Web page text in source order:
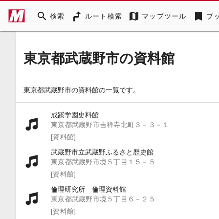
search 検索 ルート検索 map マップツール bookmark ブ
東京都武蔵野市の資料館
東京都武蔵野市の資料館の一覧です。
成蹊学園史料館
東京都武蔵野市吉祥寺北町３－３－１
[資料館]
武蔵野市立武蔵野ふるさと歴史館
東京都武蔵野市境５丁目１５－５
[資料館]
倫理研究所 倫理資料館
東京都武蔵野市境５丁目６－２５
[資料館]